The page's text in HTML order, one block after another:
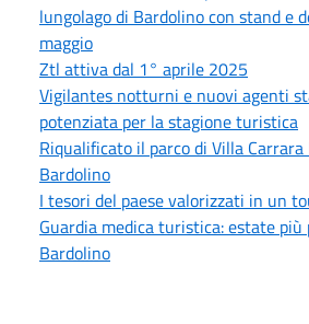
lungolago di Bardolino con stand e
maggio
Ztl attiva dal 1° aprile 2025
Vigilantes notturni e nuovi agenti
potenziata per la stagione turistica
Riqualificato il parco di Villa
Bardolino
I tesori del paese valorizzati in un
Guardia medica turistica: estate
Bardolino